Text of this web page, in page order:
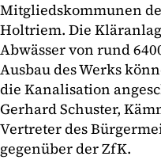
Mitgliedskommunen
Holtriem. Die
Abwässer von rund
Ausbau des Werks
die Kanalisation
Gerhard Schuster,
Vertreter des
gegenüber der ZfK.